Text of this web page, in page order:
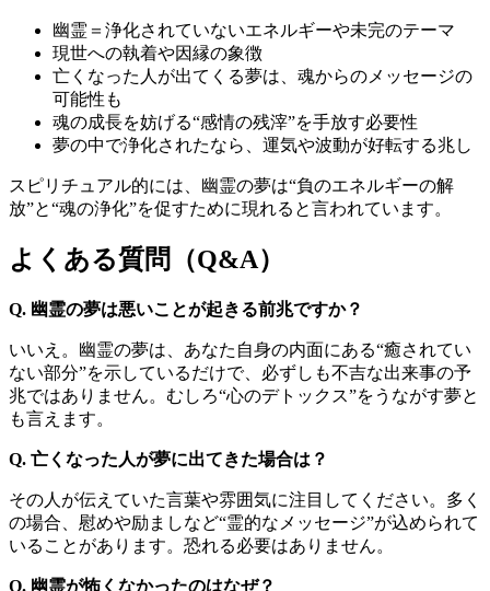
幽霊＝浄化されていないエネルギーや未完のテーマ
現世への執着や因縁の象徴
亡くなった人が出てくる夢は、魂からのメッセージの
可能性も
魂の成長を妨げる“感情の残滓”を手放す必要性
夢の中で浄化されたなら、運気や波動が好転する兆し
スピリチュアル的には、幽霊の夢は“負のエネルギーの解
放”と“魂の浄化”を促すために現れると言われています。
よくある質問（Q&A）
Q. 幽霊の夢は悪いことが起きる前兆ですか？
いいえ。幽霊の夢は、あなた自身の内面にある“癒されてい
ない部分”を示しているだけで、必ずしも不吉な出来事の予
兆ではありません。むしろ“心のデトックス”をうながす夢と
も言えます。
Q. 亡くなった人が夢に出てきた場合は？
その人が伝えていた言葉や雰囲気に注目してください。多く
の場合、慰めや励ましなど“霊的なメッセージ”が込められて
いることがあります。恐れる必要はありません。
Q. 幽霊が怖くなかったのはなぜ？